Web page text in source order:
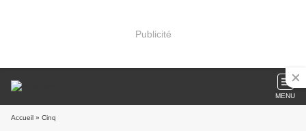
Publicité
MENU
Accueil » Cinq